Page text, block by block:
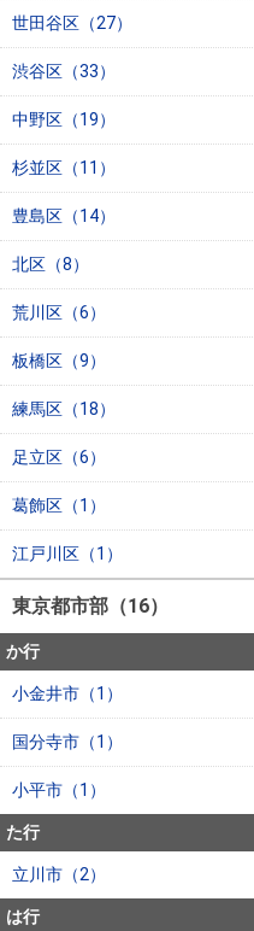
税金の本
（電子ブ
ック）
世田谷区（27）
渋谷区（33）
中野区（19）
杉並区（11）
豊島区（14）
北区（8）
荒川区（6）
板橋区（9）
練馬区（18）
足立区（6）
葛飾区（1）
江戸川区（1）
東京都市部（16）
か行
小金井市（1）
国分寺市（1）
小平市（1）
た行
立川市（2）
は行